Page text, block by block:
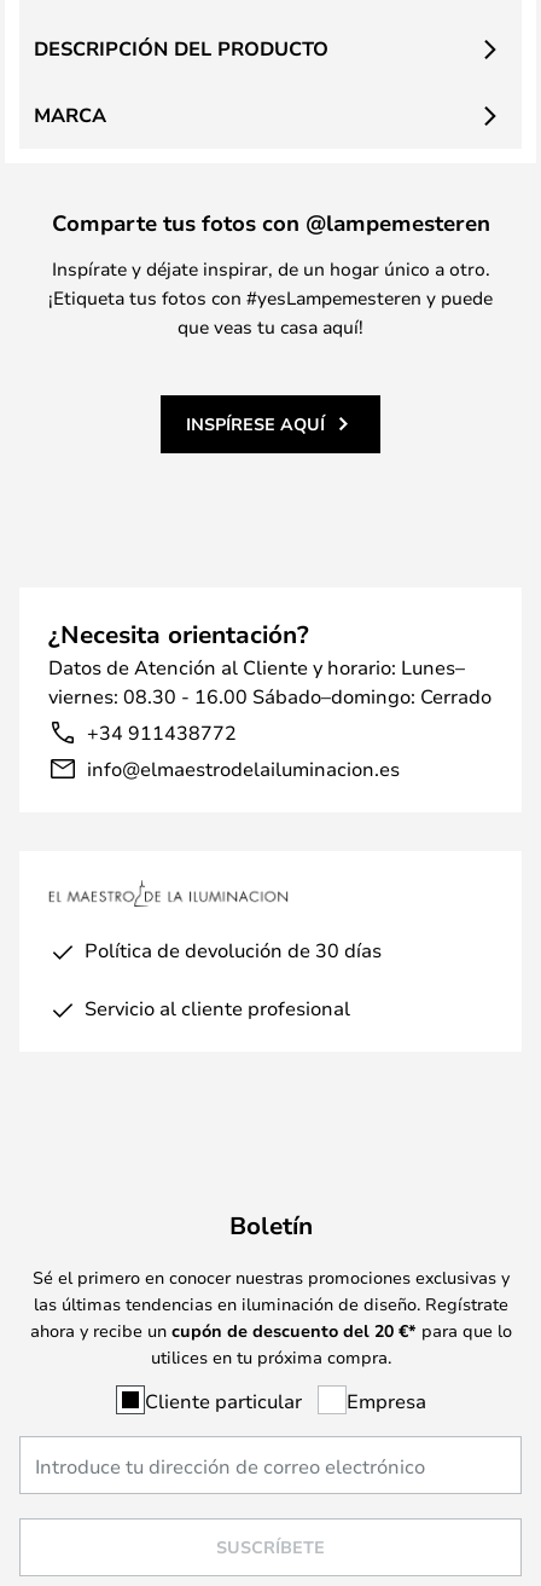
DESCRIPCIÓN DEL PRODUCTO
MARCA
Comparte tus fotos con @lampemesteren
Inspírate y déjate inspirar, de un hogar único a otro.
¡Etiqueta tus fotos con #yesLampemesteren y puede
que veas tu casa aquí!
INSPÍRESE AQUÍ
¿Necesita orientación?
Datos de Atención al Cliente y horario: Lunes–
viernes: 08.30 - 16.00 Sábado–domingo: Cerrado
+34 911438772
info@elmaestrodelailuminacion.es
Política de devolución de 30 días
Servicio al cliente profesional
Boletín
Sé el primero en conocer nuestras promociones exclusivas y
las últimas tendencias en iluminación de diseño. Regístrate
ahora y recibe un cupón de descuento del 20 €* para que lo
utilices en tu próxima compra.
Cliente particular Empresa
SUSCRÍBETE